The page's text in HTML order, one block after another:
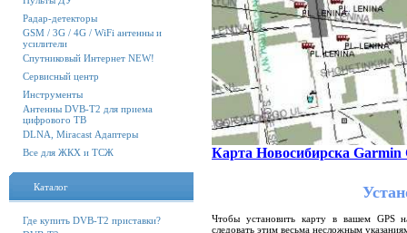
Радар-детекторы
GSM / 3G / 4G / WiFi антенны и
усилители
Спутниковый Интернет NEW!
Сервисный центр
Инструменты
Антенны DVB-T2 для приема
цифрового ТВ
DLNA, Miracast Адаптеры
Все для ЖКХ и ТСЖ
Каталог
Где купить DVB-T2 приставки?
Карта Новосибирска Garmin
Чтобы установить карту в вашем GPS
следовать этим весьма несложным